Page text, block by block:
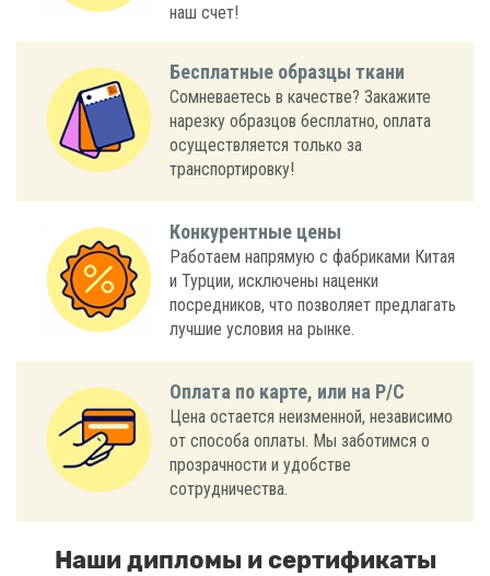
наш счет!
Бесплатные образцы ткани
Сомневаетесь в качестве? Закажите
нарезку образцов бесплатно, оплата
осуществляется только за
транспортировку!
Конкурентные цены
Работаем напрямую с фабриками Китая
и Турции, исключены наценки
посредников, что позволяет предлагать
лучшие условия на рынке.
Оплата по карте, или на Р/С
Цена остается неизменной, независимо
от способа оплаты. Мы заботимся о
прозрачности и удобстве
сотрудничества.
Наши дипломы и сертификаты